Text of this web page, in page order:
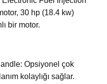
30 hp (18.4 kw)
bir motor.
Opsiyonel çok
kolaylığı sağlar.